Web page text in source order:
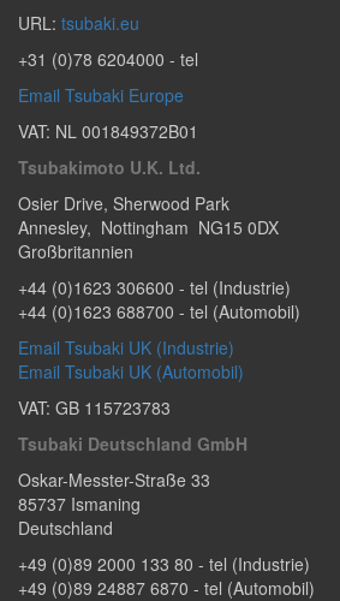
URL: tsubaki.eu
+31 (0)78 6204000 - tel
Email Tsubaki Europe
VAT: NL 001849372B01
Tsubakimoto U.K. Ltd.
Osier Drive, Sherwood Park
Annesley, Nottingham NG15 0DX
Großbritannien​
+44 (0)1623 306600 - tel (Industrie)
+44 (0)1623 688700 - tel (Automobil)
Email Tsubaki UK (Industrie)
Email Tsubaki UK (Automobil)
VAT: GB 115723783
Tsubaki Deutschland GmbH
Oskar-Messter-Straße 33
85737 Ismaning
Deutschland
+49 (0)89 2000 133 80 - tel (Industrie)
+49 (0)89 24887 6870 - tel (Automobil)